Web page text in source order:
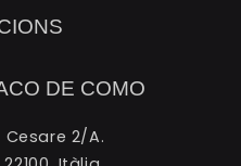
DE COMO
Cesare 2/A.